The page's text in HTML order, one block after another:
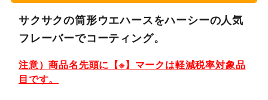
サクサクの筒形ウエハースをハーシーの人気
フレーバーでコーティング。
注意）商品名先頭に【※】マークは軽減税率対象品
目です。